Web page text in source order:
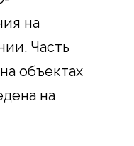
на
Часть
объектах
на